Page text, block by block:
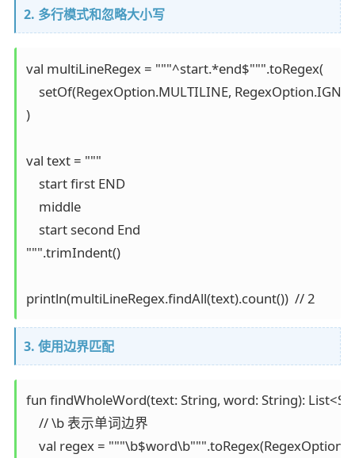
2. 多行模式和忽略大小写
val multiLineRegex = """^start.*end$""".toRegex(
setOf(RegexOption.MULTILINE,
)
val text = """
    start first END
    middle
    start second End
""".trimIndent()
println(multiLineRegex.findAll(text).count())  // 2
3. 使用边界匹配
fun findWholeWord(text: String, word: String):
    // \b 表示单词边界
val regex =